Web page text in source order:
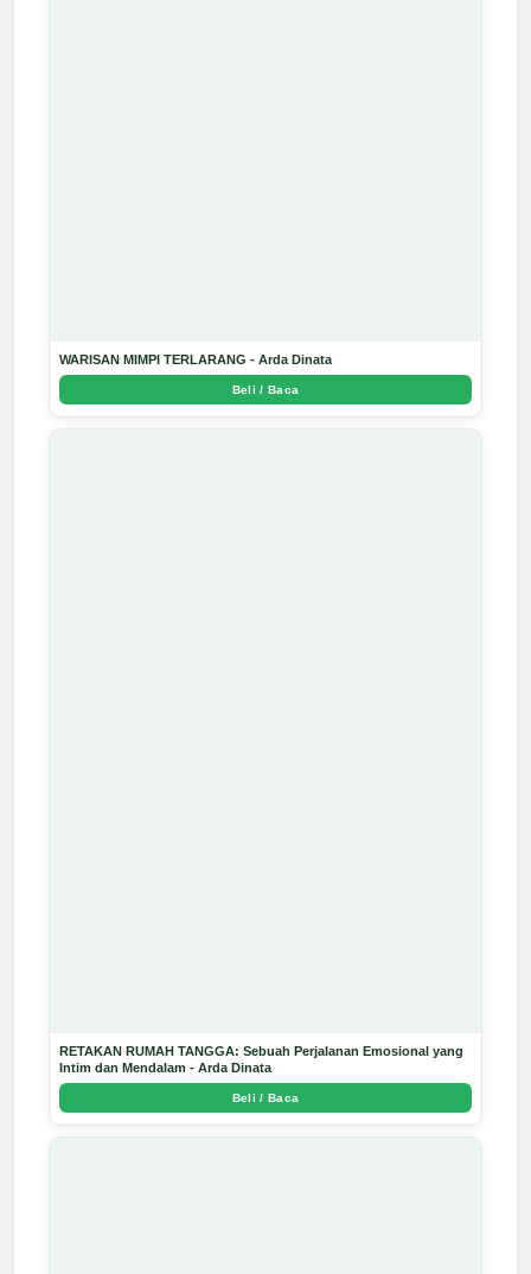
WARISAN MIMPI TERLARANG - Arda Dinata
Beli / Baca
RETAKAN RUMAH TANGGA: Sebuah Perjalanan Emosional yang
Intim dan Mendalam - Arda Dinata
Beli / Baca